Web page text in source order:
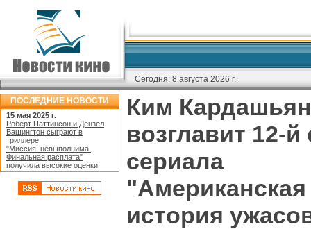
Сегодня: 8 августа 2026 г.
ПОСЛЕДНИЕ НОВОСТИ
15 мая 2025 г.
Роберт Паттинсон и Дензел
Вашингтон сыграют в
триллере
"Миссия: невыполнима.
Финальная расплата"
получила высокие оценки
Ким Кардашьян
возглавит 12-й
сериала
"Американская
история